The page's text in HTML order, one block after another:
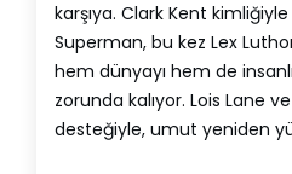
karşıya. Clark Kent
Superman, bu kez Lex
hem dünyayı hem de
zorunda kalıyor. Lois Lane
desteğiyle, umut yeniden